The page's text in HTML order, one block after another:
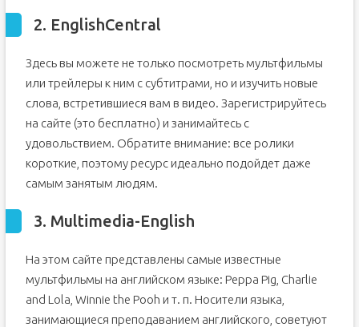
2. EnglishCentral
Здесь вы можете не только посмотреть мультфильмы
или трейлеры к ним с субтитрами, но и изучить новые
слова, встретившиеся вам в видео. Зарегистрируйтесь
на сайте (это бесплатно) и занимайтесь с
удовольствием. Обратите внимание: все ролики
короткие, поэтому ресурс идеально подойдет даже
самым занятым людям.
3. Multimedia-English
На этом сайте представлены самые известные
мультфильмы на английском языке: Peppa Pig, Charlie
and Lola, Winnie the Pooh и т. п. Носители языка,
занимающиеся преподаванием английского, советуют